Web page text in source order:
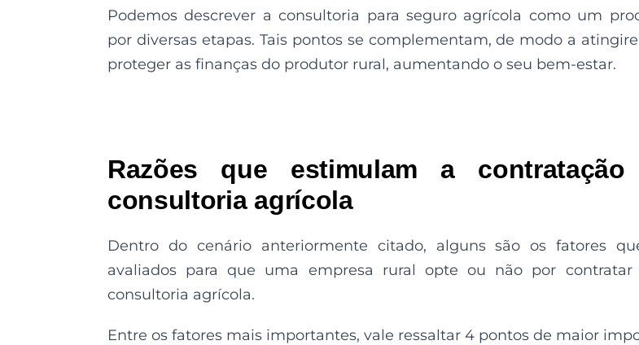
Podemos descrever a consultoria para seguro agrícola como um
por diversas etapas. Tais pontos se complementam, de modo a
proteger as finanças do produtor rural, aumentando o seu bem-estar.
Razões que estimulam a
consultoria agrícola
Dentro do cenário anteriormente citado, alguns são os fatores
avaliados para que uma empresa rural opte ou não por
consultoria agrícola.
Entre os fatores mais importantes, vale ressaltar 4 pontos de maior